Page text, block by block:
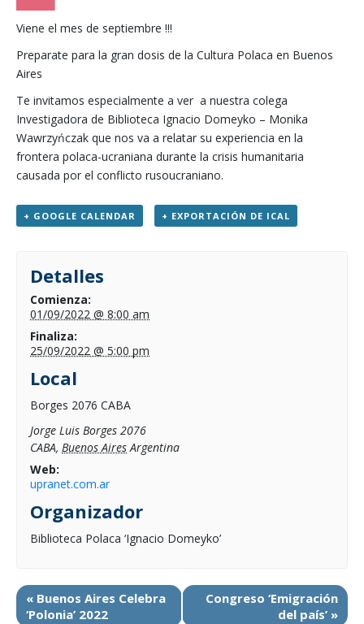
Viene el mes de septiembre !!!
Preparate para la gran dosis de la Cultura Polaca en Buenos
Aires
Te invitamos especialmente a ver a nuestra colega
Investigadora de Biblioteca Ignacio Domeyko – Monika
Wawrzyńczak que nos va a relatar su experiencia en la
frontera polaca-ucraniana durante la crisis humanitaria
causada por el conflicto rusoucraniano.
+ GOOGLE CALENDAR + EXPORTACIÓN DE ICAL
Detalles
Comienza:
01/09/2022 @ 8:00 am
Finaliza:
25/09/2022 @ 5:00 pm
Local
Borges 2076 CABA
Jorge Luis Borges 2076
CABA, Buenos Aires Argentina
Web:
upranet.com.ar
Organizador
Biblioteca Polaca ‘Ignacio Domeyko’
« Buenos Aires Celebra
‘Polonia’ 2022
Congreso ‘Emigración
del país’ »